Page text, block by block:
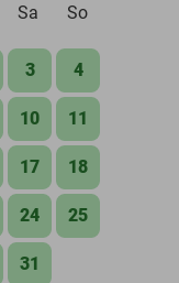
Sa So
3 4
10 11
17 18
24 25
31